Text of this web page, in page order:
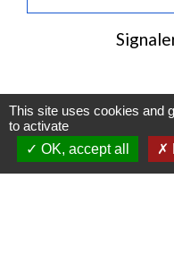
This site uses cookies and
to activate
OK, accept all